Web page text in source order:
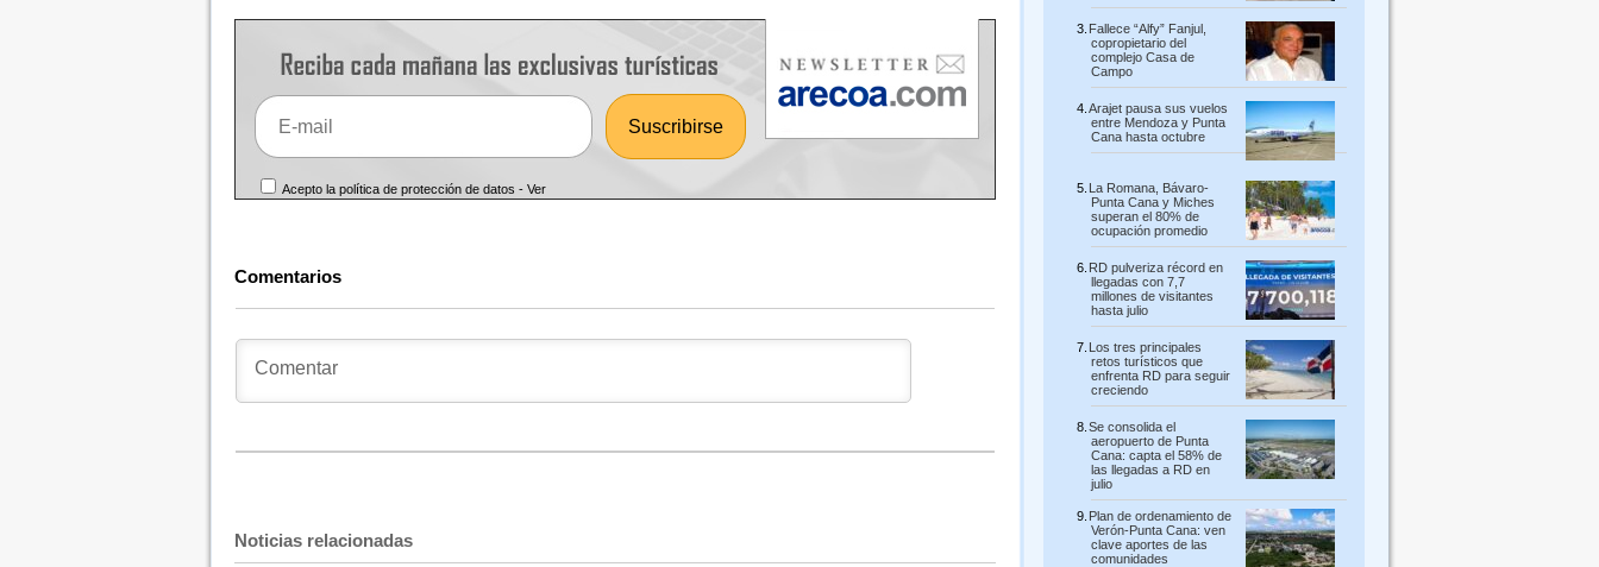
Acepto la política de protección de datos -Ver
Comentarios
Noticias relacionadas
Fallece “Alfy” Fanjul,
copropietario del
complejo Casa de
Campo
Arajet pausa sus vuelos
entre Mendoza y Punta
Cana hasta octubre
La Romana, Bávaro-
Punta Cana y Miches
superan el 80% de
ocupación promedio
RD pulveriza récord en
llegadas con 7,7
millones de visitantes
hasta julio
Los tres principales
retos turísticos que
enfrenta RD para seguir
creciendo
Se consolida el
aeropuerto de Punta
Cana: capta el 58% de
las llegadas a RD en
julio
Plan de ordenamiento de
Verón-Punta Cana: ven
clave aportes de las
comunidades